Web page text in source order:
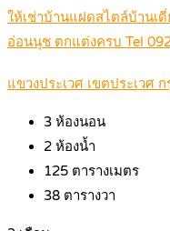
ให้เช่าบ้านแฝดสไตล์บ้านเ
อ่อนนุช ตกแต่งครบ Tel
แขวงประเวศ เขตประเวศ
3 ห้องนอน
2 ห้องน้ำ
125 ตารางเมตร
38 ตารางวา